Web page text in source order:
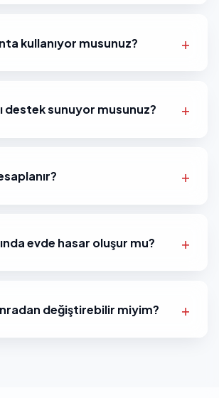
kullanıyor musunuz?
destek sunuyor musunuz?
evde hasar oluşur mu?
değiştirebilir miyim?